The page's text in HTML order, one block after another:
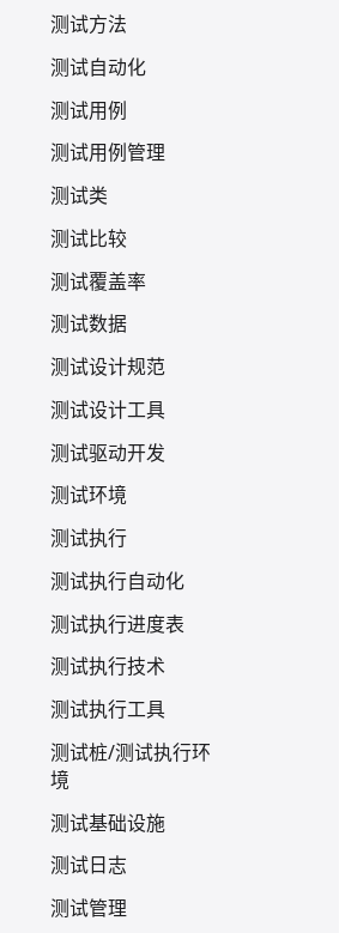
测试方法
测试自动化
测试用例
测试用例管理
测试类
测试比较
测试覆盖率
测试数据
测试设计规范
测试设计工具
测试驱动开发
测试环境
测试执行
测试执行自动化
测试执行进度表
测试执行技术
测试执行工具
测试桩/测试执行环
境
测试基础设施
测试日志
测试管理